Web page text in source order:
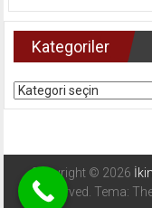
Kategoriler
Kategoriler
Copyright © 2026
reserved. Tema: